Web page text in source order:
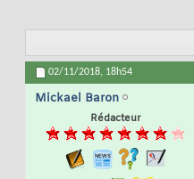
02/11/2018, 18h54
Mickael Baron
Rédacteur